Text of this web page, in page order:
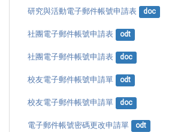
研究與活動電子郵件帳號申請表 doc
社團電子郵件帳號申請表 odt
社團電子郵件帳號申請表 doc
校友電子郵件帳號申請單 odt
校友電子郵件帳號申請單 doc
電子郵件帳號密碼更改申請單 odt